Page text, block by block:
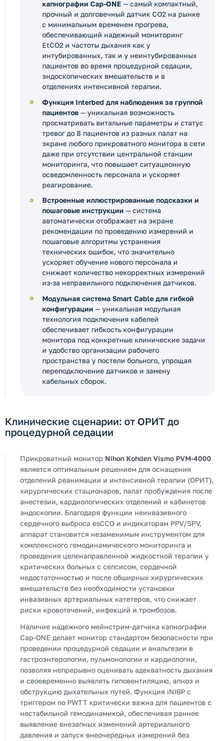
капнографии Cap-ONE — самый компактный,
прочный и долговечный датчик CO2 на рынке
с минимальным временем прогрева,
обеспечивающий надежный мониторинг
EtCO2 и частоты дыхания как у
интубированных, так и у неинтубированных
пациентов во время процедурной седации,
эндоскопических вмешательств и в
отделениях интенсивной терапии.
Функция Interbed для наблюдения за группой
пациентов — уникальная возможность
просматривать витальные параметры и статус
тревог до 8 пациентов из разных палат на
экране любого прикроватного монитора в сети
даже при отсутствии центральной станции
мониторинга, что повышает ситуационную
осведомленность персонала и ускоряет
реагирование.
Встроенные иллюстрированные подсказки и
пошаговые инструкции — система
автоматически отображает на экране
рекомендации по проведению измерений и
пошаговые алгоритмы устранения
технических ошибок, что значительно
ускоряет обучение нового персонала и
снижает количество некорректных измерений
из-за неправильного подключения датчиков.
Модульная система Smart Cable для гибкой
конфигурации — уникальная модульная
технология подключения кабелей
обеспечивает гибкость конфигурации
монитора под конкретные клинические задачи
и удобство организации рабочего
пространства у постели больного, упрощая
переподключение датчиков и замену
кабельных сборок.
Клинические сценарии: от ОРИТ до
процедурной седации
Прикроватный монитор Nihon Kohden Vismo PVM-4000
является оптимальным решением для оснащения
отделений реанимации и интенсивной терапии (ОРИТ),
хирургических стационаров, палат пробуждения после
анестезии, кардиологических отделений и кабинетов
эндоскопии. Благодаря функции неинвазивного
сердечного выброса esCCO и индикаторам PPV/SPV,
аппарат становится незаменимым инструментом для
комплексного гемодинамического мониторинга и
проведения целенаправленной жидкостной терапии у
критических больных с сепсисом, сердечной
недостаточностью и после обширных хирургических
вмешательств без необходимости установки
инвазивных артериальных катетеров, что снижает
риски кровотечений, инфекций и тромбозов.
Наличие надежного мейнстрим-датчика капнографии
Cap-ONE делает монитор стандартом безопасности при
проведении процедурной седации и анальгезии в
гастроэнтерологии, пульмонологии и кардиологии,
позволяя непрерывно оценивать адекватность дыхания
и своевременно выявлять гиповентиляцию, апноэ и
обструкцию дыхательных путей. Функция iNIBP с
триггером по PWTT критически важна для пациентов с
нестабильной гемодинамикой, обеспечивая раннее
выявление внезапных изменений артериального
давления и запуск внеочередных измерений без